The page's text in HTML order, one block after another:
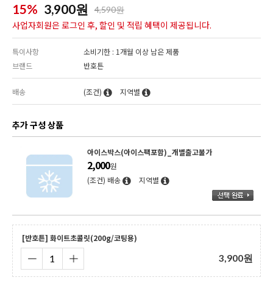
15% 3,900원 4,590원
사업자회원은 로그인 후, 할인 및 적립 혜택이 제공됩니다.
특이사항
소비기한 : 1개월 이상 남은 제품
브랜드
반호튼
배송 (조건) 지역별
추가 구성 상품
아이스박스(아이스팩포함)_개별출고불가
2,000원
(조건) 배송
지역별
[반호튼] 화이트초콜릿(200g/코팅용)
3,900원